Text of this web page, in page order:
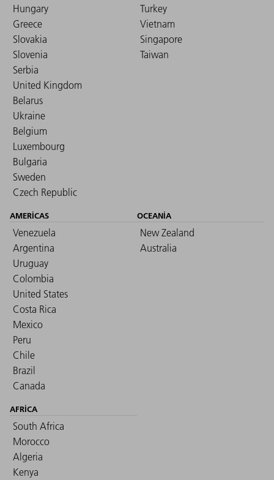
Hungary
Greece
Slovakia
Slovenia
Serbia
United Kingdom
Belarus
Ukraine
Belgium
Luxembourg
Bulgaria
Sweden
Czech Republic
Turkey
Vietnam
Singapore
Taiwan
AMERICAS
Venezuela
Argentina
Uruguay
Colombia
United States
Costa Rica
Mexico
Peru
Chile
Brazil
Canada
OCEANIA
New Zealand
Australia
AFRICA
South Africa
Morocco
Algeria
Kenya